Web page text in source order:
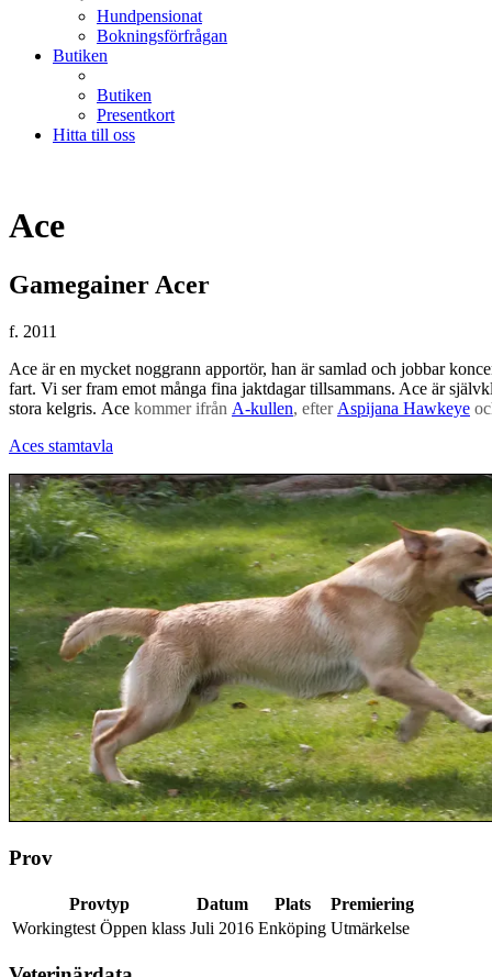
Hundpensionat
Bokningsförfrågan
Butiken
Butiken
Presentkort
Hitta till oss
Ace
Gamegainer Acer
f. 2011
Ace är en mycket noggrann apportör, han är samlad och jobbar
fart. Vi ser fram emot många fina jaktdagar tillsammans. Ace är
stora kelgris. Ace kommer ifrån A-kullen, efter Aspijana Hawkeye
Aces stamtavla
Prov
Provtyp Datum Plats
Premiering
Workingtest Öppen klass Juli 2016 Enköping Utmärkelse